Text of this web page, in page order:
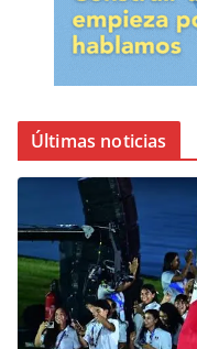
Últimas noticias